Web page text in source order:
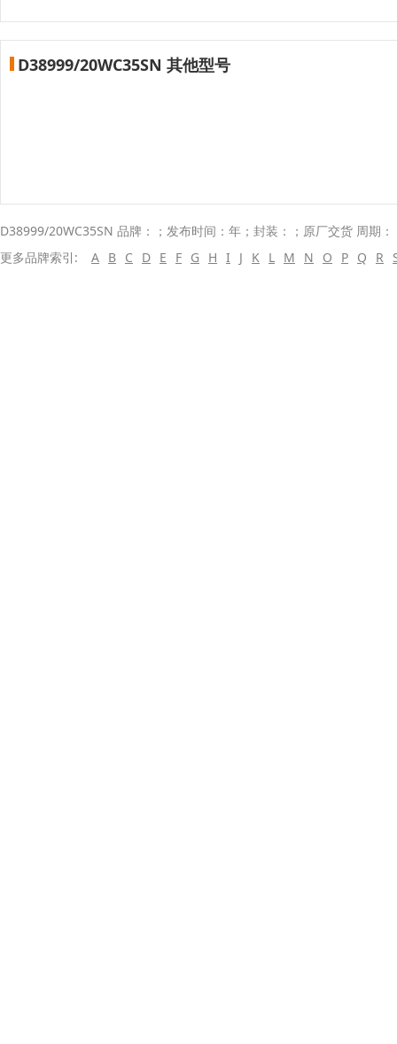
D38999/20WC35SN 其他型号
D38999/20WC35SN 品牌：；发布时间：年；封装：；原厂交货 周期
更多品牌索引:
A B C D E F G H I J K L M N O P Q R